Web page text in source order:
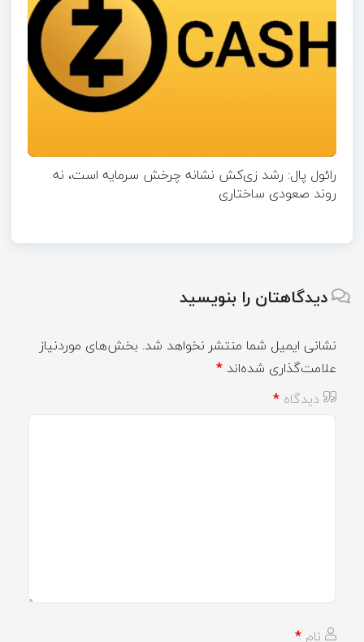
رائول پال: رشد زی‌کش نشانه چرخش سرمایه است، نه
روند صعودی ساختاری
دیدگاهتان را بنویسید
نشانی ایمیل شما منتشر نخواهد شد. بخش‌های موردنیاز
علامت‌گذاری شده‌اند *
دیدگاه *
نام *